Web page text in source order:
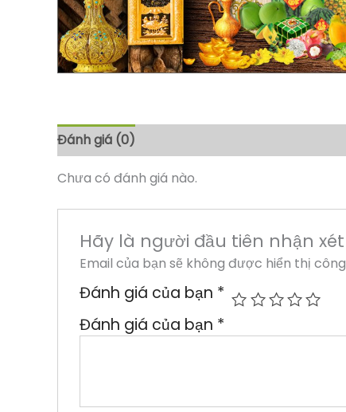
Đánh giá (0)
Chưa có đánh giá nào.
Hãy là người đầu tiên nhận
Email của bạn sẽ không được hiển thị
Đánh giá của bạn *
Đánh giá của bạn *